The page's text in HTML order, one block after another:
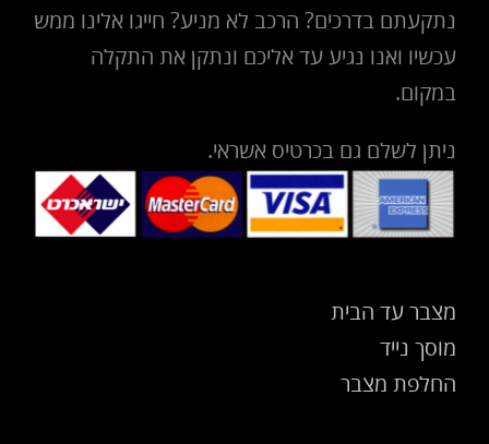
נתקעתם בדרכים? הרכב לא מניע? חייגו אלינו ממש
עכשיו ואנו נגיע עד אליכם ונתקן את התקלה
במקום.
ניתן לשלם גם בכרטיס אשראי.
מצבר עד הבית
מוסך נייד
החלפת מצבר